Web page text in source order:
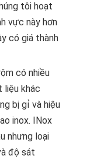
tôi hoạt
vực này hơn
có giá thành
có nhiều
liệu khác
bị gỉ và hiệu
inox. INox
nhưng loại
độ sát